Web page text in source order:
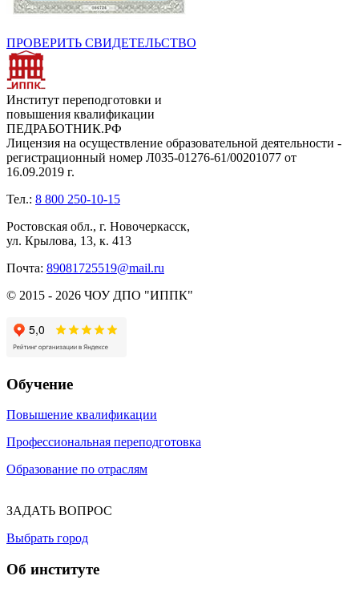
ПРОВЕРИТЬ СВИДЕТЕЛЬСТВО
Институт переподготовки и
повышения квалификации
ПЕДРАБОТНИК.РФ
Лицензия на осуществление образовательной деятельности -
регистрационный номер Л035-01276-61/00201077 от
16.09.2019 г.
Тел.: 8 800 250-10-15
Ростовская обл., г. Новочеркасск,
ул. Крылова, 13, к. 413
Почта: 89081725519@mail.ru
© 2015 - 2026 ЧОУ ДПО "ИППК"
Обучение
Повышение квалификации
Профессиональная переподготовка
Образование по отраслям
ЗАДАТЬ ВОПРОС
Выбрать город
Об институте